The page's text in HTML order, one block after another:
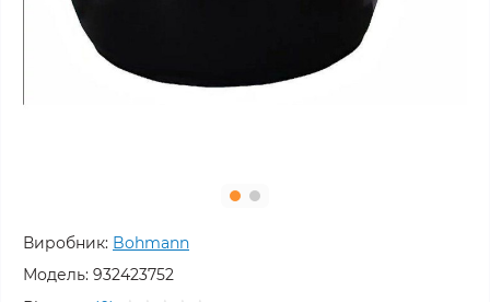
Виробник: Bohmann
Модель: 932423752